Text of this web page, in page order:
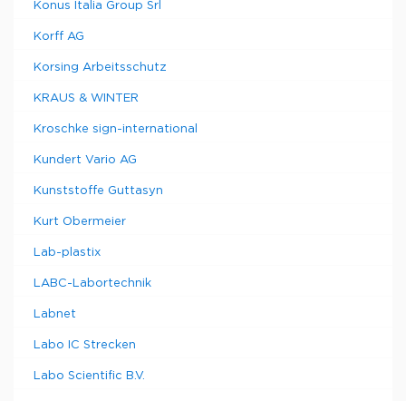
Konus Italia Group Srl
Korff AG
Korsing Arbeitsschutz
KRAUS & WINTER
Kroschke sign-international
Kundert Vario AG
Kunststoffe Guttasyn
Kurt Obermeier
Lab-plastix
LABC-Labortechnik
Labnet
Labo IC Strecken
Labo Scientific B.V.